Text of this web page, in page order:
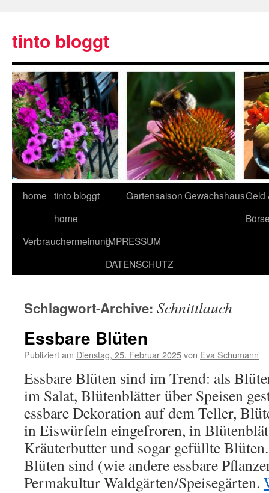
tinto bloggt
home tinto bloggt
home
GartensaisonGewächshausGeld
VerbrauchermeinungIMPRESSUM
DATENSCHUTZ
Schlagwort-Archive: Schnittlauch
Essbare Blüten
Publiziert am Dienstag, 25. Februar 2025von Eva Schumann
Essbare Blüten sind im Trend: als
im Salat, Blütenblätter über Speisen
essbare Dekoration auf dem Teller,
in Eiswürfeln eingefroren, in
Kräuterbutter und sogar gefüllte
Blüten sind (wie andere essbare
Permakultur Waldgärten/Speisegärten.